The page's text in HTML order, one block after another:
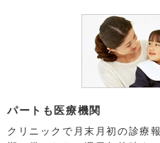
パートも医療機関
クリニックで月末月初の診療